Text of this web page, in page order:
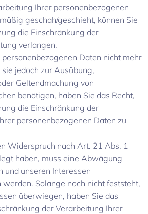
Ihrer personenbezogenen
geschah/geschieht, können Sie
die Einschränkung der
verlangen.
Daten nicht mehr
jedoch zur Ausübung,
Geltendmachung von
benötigen, haben Sie das Recht,
die Einschränkung der
personenbezogenen Daten zu
Widerspruch nach Art. 21 Abs. 1
haben, muss eine Abwägung
und unseren Interessen
Solange noch nicht feststeht,
überwiegen, haben Sie das
der Verarbeitung Ihrer